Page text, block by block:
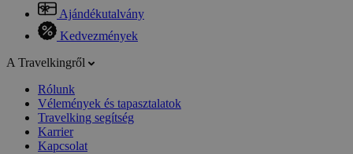
Ajándékutalvány
Kedvezmények
A Travelkingről
Rólunk
Vélemények és tapasztalatok
Travelking segítség
Karrier
Kapcsolat